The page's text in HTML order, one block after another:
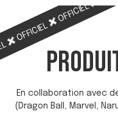
OFFICIEL
OFFICIEL
En collaboration avec
(Dragon Ball, Marvel,